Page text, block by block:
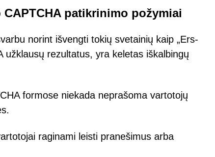
patikrinimo požymiai
norint išvengti tokių svetainių kaip „Ers-
užklausų rezultatus, yra keletas iškalbingų
formose niekada neprašoma vartotojų
raginami leisti pranešimus arba